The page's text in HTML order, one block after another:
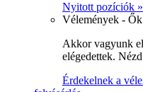
Nyitott pozíciók »
Vélemények -
Akkor vagyunk
elégedettek.
Érdekelnek a